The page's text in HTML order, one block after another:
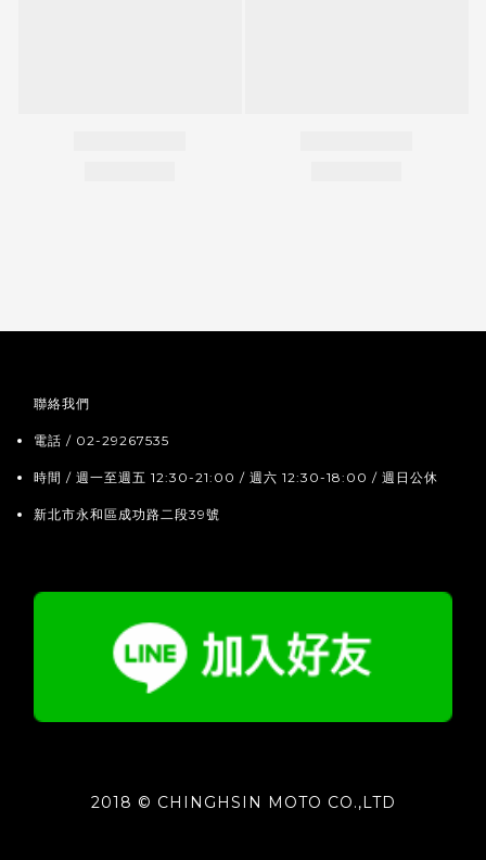
聯絡我們
電話 / 02-29267535
時間 / 週一至週五 12:30-21:00 / 週六 12:30-18:00 / 週日公休
新北市永和區成功路二段39號
2018 © CHINGHSIN MOTO CO.,LTD